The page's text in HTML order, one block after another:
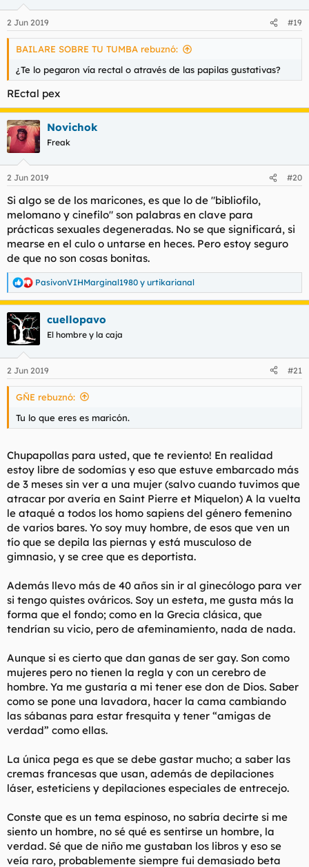
e
s
2 Jun 2019 #19
BAILARE SOBRE TU TUMBA rebuznó:
¿Te lo pegaron vía rectal o através de las papilas gustativas?
REctal pex
Novichok
Freak
2 Jun 2019 #20
Si algo se de los maricones, es que lo de "bibliofilo,
melomano y cinefilo" son palabras en clave para
prácticas sexuales degeneradas. No se que significará, si
mearse en el culo o untarse en heces. Pero estoy seguro
de que no son cosas bonitas.
R
e
a
c
c
i
e
s
PasivonVIHMarginal1980 y urtikarianal
cuellopavo
El hombre y la caja
2 Jun 2019 #21
GÑE rebuznó:
Tu lo que eres es maricón.
Chupapollas para usted, que te reviento! En realidad
estoy libre de sodomías y eso que estuve embarcado más
de 3 meses sin ver a una mujer (salvo cuando tuvimos que
atracar por avería en Saint Pierre et Miquelon) A la vuelta
le ataqué a todos los homo sapiens del género femenino
de varios bares. Yo soy muy hombre, de esos que ven un
tío que se depila las piernas y está musculoso de
gimnasio, y se cree que es deportista.
Además llevo más de 40 años sin ir al ginecólogo para ver
si tengo quistes ováricos. Soy un esteta, me gusta más la
forma que el fondo; como en la Grecia clásica, que
tendrían su vicio, pero de afeminamiento, nada de nada.
Aunque si es cierto que dan ganas de ser gay. Son como
mujeres pero no tienen la regla y con un cerebro de
hombre. Ya me gustaría a mi tener ese don de Dios. Saber
como se pone una lavadora, hacer la cama cambiando
las sábanas para estar fresquita y tener “amigas de
verdad” como ellas.
La única pega es que se debe gastar mucho; a saber las
cremas francesas que usan, además de depilaciones
láser, esteticiens y depilaciones especiales de entrecejo.
Conste que es un tema espinoso, no sabría decirte si me
siento un hombre, no sé qué es sentirse un hombre, la
verdad. Sé que de niño me gustaban los libros y eso se
veía raro, probablemente siempre fui demasiado beta